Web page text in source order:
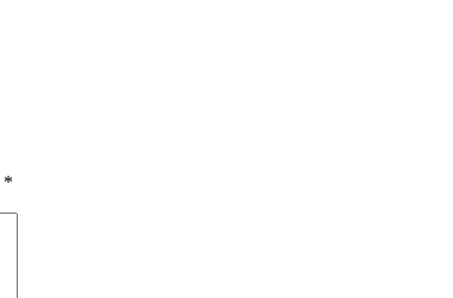
*